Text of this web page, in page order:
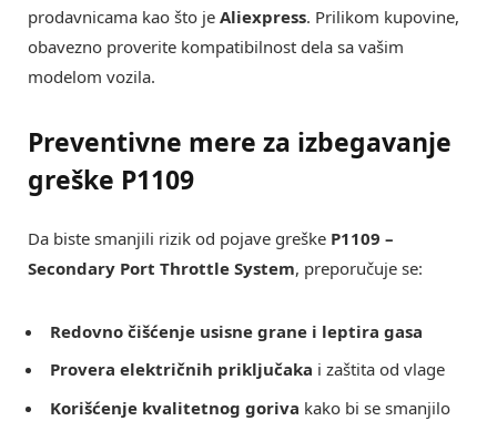
prodavnicama kao što je Aliexpress. Prilikom kupovine,
obavezno proverite kompatibilnost dela sa vašim
modelom vozila.
Preventivne mere za izbegavanje
greške P1109
Da biste smanjili rizik od pojave greške P1109 –
Secondary Port Throttle System, preporučuje se:
Redovno čišćenje usisne grane i leptira gasa
Provera električnih priključaka i zaštita od vlage
Korišćenje kvalitetnog goriva kako bi se smanjilo